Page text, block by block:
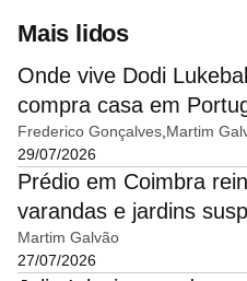
Mais lidos
Onde vive Dodi
compra casa em
Frederico Gonçalves Martim
29/07/2026
Prédio em Coimbra
varandas e jardins
Martim Galvão
27/07/2026